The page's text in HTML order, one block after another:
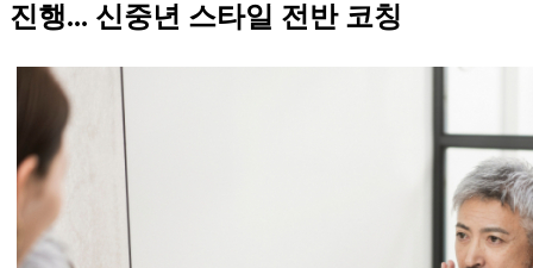
진행... 신중년 스타일 전반 코칭